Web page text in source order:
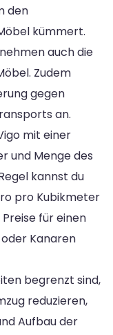
den
kümmert.
auch die
Zudem
gegen
an.
mit einer
und Menge des
kannst du
pro Kubikmeter
für einen
Kanaren
begrenzt sind,
reduzieren,
Aufbau der